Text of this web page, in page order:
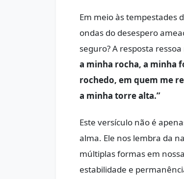
Em meio às tempestades
ondas do desespero
seguro? A resposta
a minha rocha, a minha
rochedo, em quem me
a minha torre alta.”
Este versículo não é
alma. Ele nos lembra da
múltiplas formas em
estabilidade e